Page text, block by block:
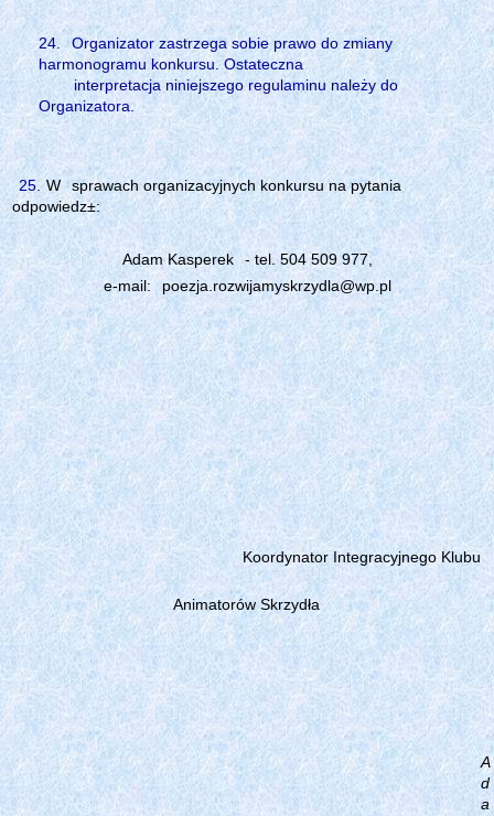
24.
Organizator zastrzega sobie prawo do zmiany
harmonogramu konkursu. Ostateczna
interpretacja niniejszego regulaminu należy do
Organizatora.
25.W
sprawach organizacyjnych konkursu na pytania
odpowiedz±:
Adam Kasperek
- tel. 504 509 977,
e-mail:
poezja.rozwijamyskrzydla@wp.pl
Koordynator Integracyjnego Klubu
Animatorów Skrzydła
A
d
a